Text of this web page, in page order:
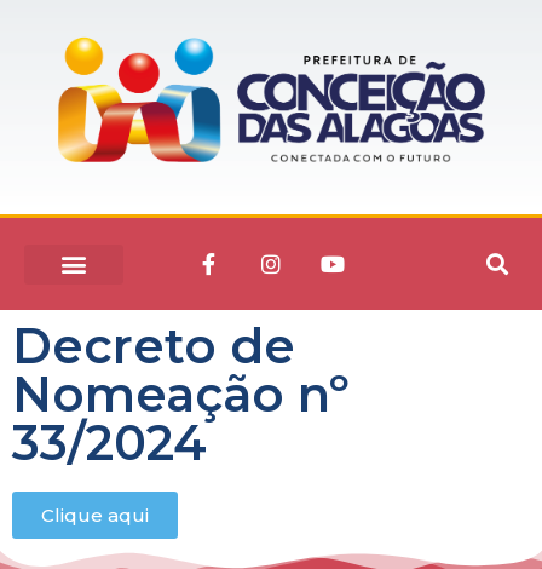
Decreto de
Nomeação nº
33/2024
Clique aqui